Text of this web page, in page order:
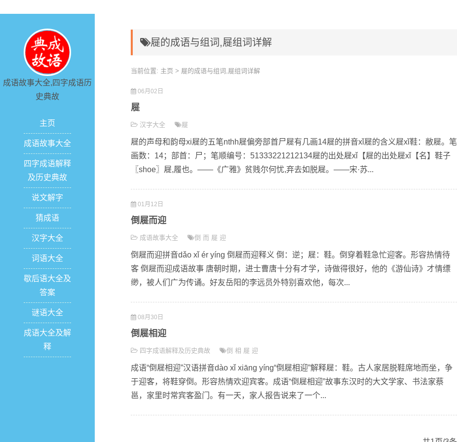
成语故事大全,四字成语历
史典故
主页
成语故事大全
四字成语解释
及历史典故
说文解字
猜成语
汉字大全
词语大全
歇后语大全及
答案
谜语大全
成语大全及解
释
屣的成语与组词,屣组词详解
当前位置: 主页 > 屣的成语与组词,屣组词详解
06月02日
屣
汉字大全 屣
屣的声母和韵母xi屣的五笔nthh屣偏旁部首尸屣有几画14屣的拼音xǐ屣的含义屣xǐ鞋：敝屣。笔
画数：14；部首：尸；笔顺编号：51333221212134屣的出处屣xǐ【屣的出处屣xǐ【名】鞋子
〖shoe〗屣,履也。——《广雅》贫贱尔何忧,弃去如脱屣。——宋·苏...
01月12日
倒屣而迎
成语故事大全 倒 而 屣 迎
倒屣而迎拼音dǎo xǐ ér yíng 倒屣而迎释义 倒：逆；屣：鞋。倒穿着鞋急忙迎客。形容热情待
客 倒屣而迎成语故事 唐朝时期，进士曹唐十分有才学，诗做得很好，他的《游仙诗》才情缥
缈，被人们广为传诵。好友岳阳的李远员外特别喜欢他，每次...
08月30日
倒屣相迎
四字成语解释及历史典故 倒 相 屣 迎
成语“倒屣相迎”汉语拼音dào xǐ xiāng yíng“倒屣相迎”解释屣：鞋。古人家居脱鞋席地而坐，争
于迎客，将鞋穿倒。形容热情欢迎宾客。成语“倒屣相迎”故事东汉时的大文学家、书法家蔡
邕，家里时常宾客盈门。有一天，家人报告说来了一个...